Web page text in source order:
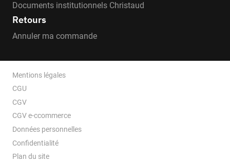
Documents institutionnels Christaud
Retours
Annuler ma commande
Mentions légales
CGU
CGV
CGV e-ccommerce
Données personnelles
Confidentialité
Plan du site